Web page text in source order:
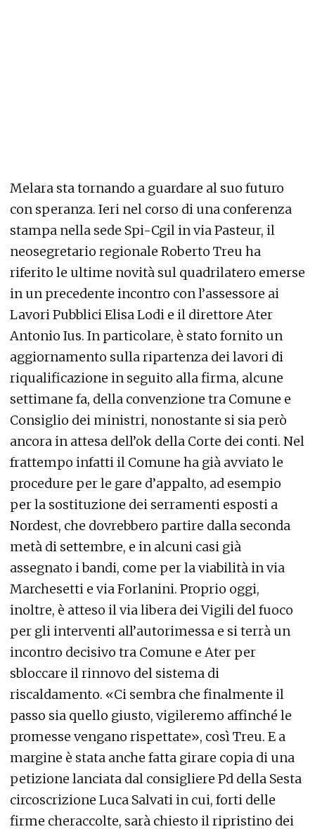
Melara sta tornando a guardare al suo futuro
con speranza. Ieri nel corso di una conferenza
stampa nella sede Spi-Cgil in via Pasteur, il
neosegretario regionale Roberto Treu ha
riferito le ultime novità sul quadrilatero emerse
in un precedente incontro con l’assessore ai
Lavori Pubblici Elisa Lodi e il direttore Ater
Antonio Ius. In particolare, è stato fornito un
aggiornamento sulla ripartenza dei lavori di
riqualificazione in seguito alla firma, alcune
settimane fa, della convenzione tra Comune e
Consiglio dei ministri, nonostante si sia però
ancora in attesa dell’ok della Corte dei conti. Nel
frattempo infatti il Comune ha già avviato le
procedure per le gare d’appalto, ad esempio
per la sostituzione dei serramenti esposti a
Nordest, che dovrebbero partire dalla seconda
metà di settembre, e in alcuni casi già
assegnato i bandi, come per la viabilità in via
Marchesetti e via Forlanini. Proprio oggi,
inoltre, è atteso il via libera dei Vigili del fuoco
per gli interventi all’autorimessa e si terrà un
incontro decisivo tra Comune e Ater per
sbloccare il rinnovo del sistema di
riscaldamento. «Ci sembra che finalmente il
passo sia quello giusto, vigileremo affinché le
promesse vengano rispettate», così Treu. E a
margine è stata anche fatta girare copia di una
petizione lanciata dal consigliere Pd della Sesta
circoscrizione Luca Salvati in cui, forti delle
firme cheraccolte, sarà chiesto il ripristino dei